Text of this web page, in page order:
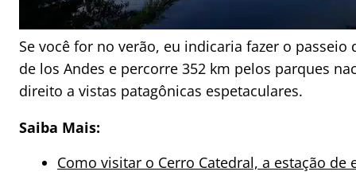
Se você for no verão, eu indicaria fazer o passeio
de los Andes e percorre 352 km pelos parques
direito a vistas patagônicas espetaculares.
Saiba Mais:
Como visitar o Cerro Catedral, a estação de